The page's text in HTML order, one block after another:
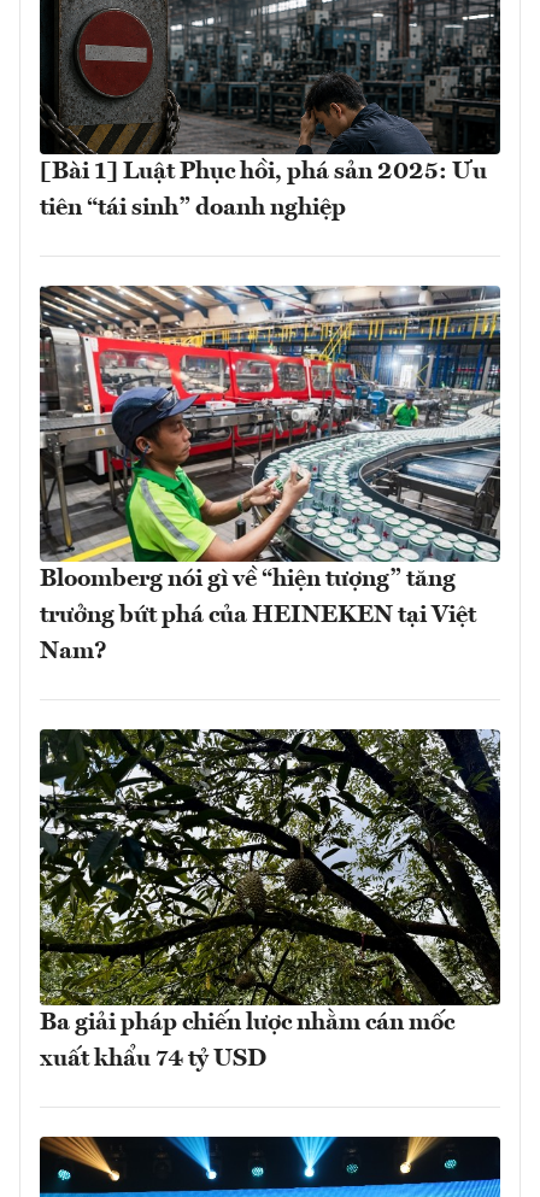
[Bài 1] Luật Phục hồi, phá sản 2025: Ưu
tiên “tái sinh” doanh nghiệp
Bloomberg nói gì về “hiện tượng” tăng
trưởng bứt phá của HEINEKEN tại Việt
Nam?
Ba giải pháp chiến lược nhằm cán mốc
xuất khẩu 74 tỷ USD